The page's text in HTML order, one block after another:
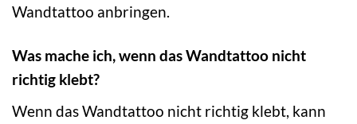
Wandtattoo anbringen.
Was mache ich, wenn das Wandtattoo nicht
richtig klebt?
Wenn das Wandtattoo nicht richtig klebt, kann